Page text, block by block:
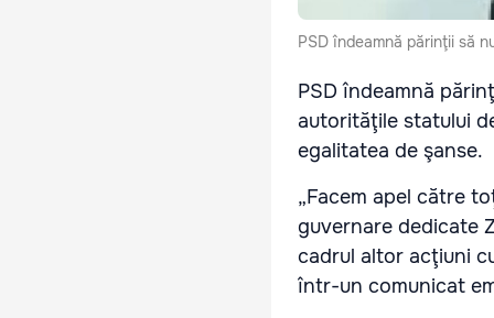
PSD îndeamnă părinţii să
PSD îndeamnă
autorităţile statului
egalitatea de şanse.
„Facem apel către
guvernare dedicate
cadrul altor acţiuni
într-un comunicat